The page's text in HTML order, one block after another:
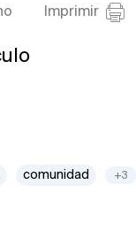
Imprimir
comunidad +3